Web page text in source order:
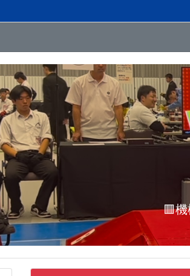
🟧